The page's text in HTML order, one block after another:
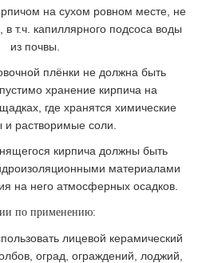
на сухом ровном месте, не
в т.ч. капиллярного подсоса воды
из почвы.
плёнки не должна быть
хранение кирпича на
где хранятся химические
и растворимые соли.
кирпича должны быть
материалами
на него атмосферных осадков.
по применению:
лицевой керамический
оград, ограждений, лоджий,